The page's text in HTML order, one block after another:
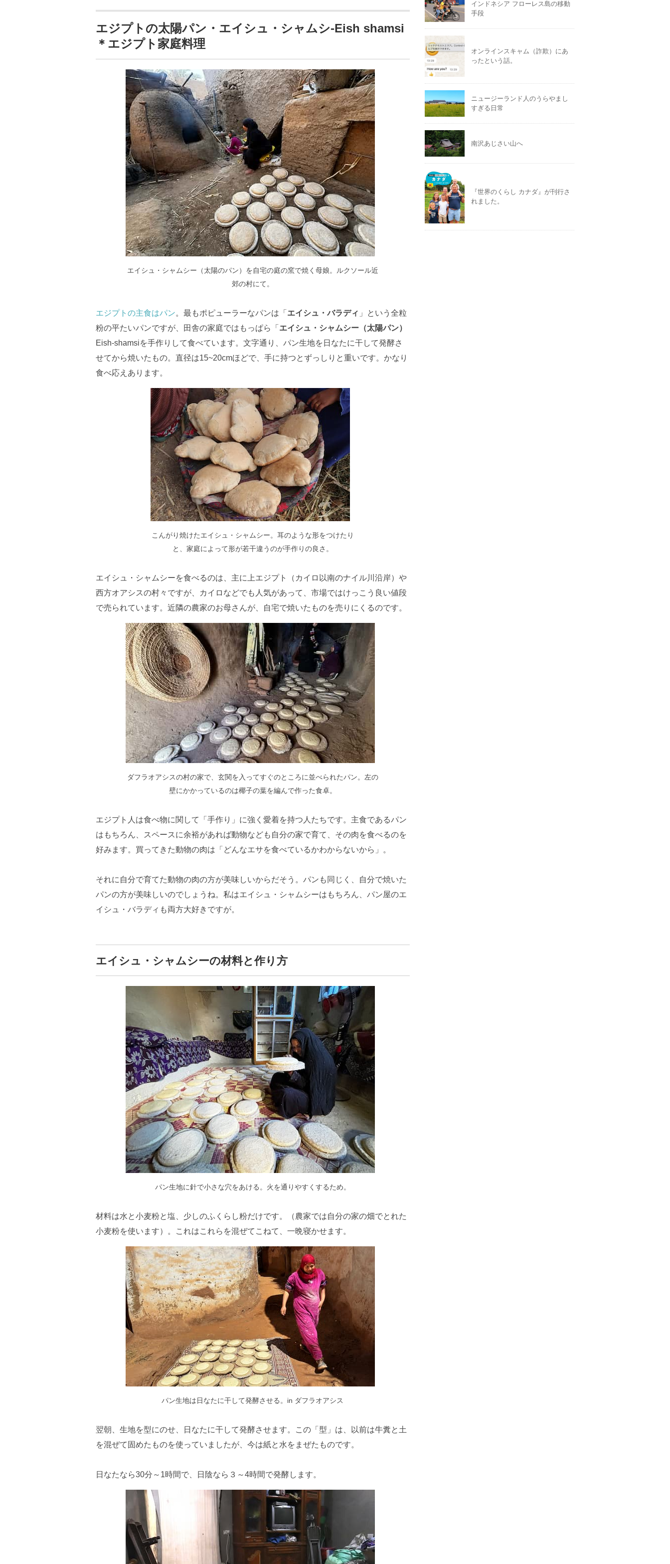
エジプトの太陽パン・エイシュ・シャムシ-Eish shamsi
＊エジプト家庭料理
エイシュ・シャムシー（太陽のパン）を自宅の庭の窯で焼く母娘。ルクソール近
郊の村にて。
エジプトの主食はパン。最もポピューラーなパンは「 エイシュ・バラディ 」という全粒
粉の平たいパンですが、田舎の家庭ではもっぱら「 エイシュ・シャムシー（太陽パン）
Eish-shamsiを手作りして食べています。文字通り、パン生地を日なたに干して発酵さ
せてから焼いたもの。直径は15~20cmほどで、手に持つとずっしりと重いです。かなり
食べ応えあります。
こんがり焼けたエイシュ・シャムシー。耳のような形をつけたり
と、家庭によって形が若干違うのが手作りの良さ。
エイシュ・シャムシーを食べるのは、主に上エジプト（カイロ以南のナイル川沿岸）や
西方オアシスの村々ですが、カイロなどでも人気があって、市場ではけっこう良い値段
で売られています。近隣の農家のお母さんが、自宅で焼いたものを売りにくるのです。
ダフラオアシスの村の家で、玄関を入ってすぐのところに並べられたパン。左の
壁にかかっているのは椰子の葉を編んで作った食卓。
エジプト人は食べ物に関して「手作り」に強く愛着を持つ人たちです。主食であるパン
はもちろん、スペースに余裕があれば動物なども自分の家で育て、その肉を食べるのを
好みます。買ってきた動物の肉は「どんなエサを食べているかわからないから」。
それに自分で育てた動物の肉の方が美味しいからだそう。パンも同じく、自分で焼いた
パンの方が美味しいのでしょうね。私はエイシュ・シャムシーはもちろん、パン屋のエ
イシュ・バラディも両方大好きですが。
エイシュ・シャムシーの材料と作り方
パン生地に針で小さな穴をあける。火を通りやすくするため。
材料は水と小麦粉と塩、少しのふくらし粉だけです。（農家では自分の家の畑でとれた
小麦粉を使います）。これはこれらを混ぜてこねて、一晩寝かせます。
パン生地は日なたに干して発酵させる。in ダフラオアシス
翌朝、生地を型にのせ、日なたに干して発酵させます。この「型」は、以前は牛糞と土
を混ぜて固めたものを使っていましたが、今は紙と水をまぜたものです。
日なたなら30分～1時間で、日陰なら３～4時間で発酵します。
インドネシア フローレス島の移動
手段
オンラインスキャム（詐欺）にあ
ったという話。
ニュージーランド人のうらやまし
すぎる日常
南沢あじさい山へ
『世界のくらし カナダ』が刊行さ
れました。